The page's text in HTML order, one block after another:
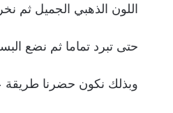
اللون الذهبي الجميل ثم
حتى تبرد تماما ثم نضع
وبذلك نكون حضرنا